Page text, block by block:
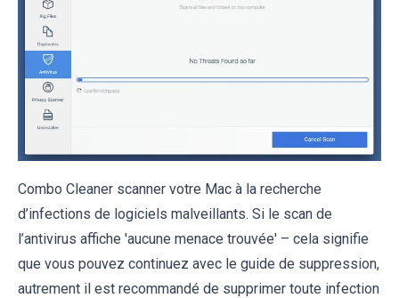
Combo Cleaner scanner votre Mac à la recherche
d’infections de logiciels malveillants. Si le scan de
l’antivirus affiche 'aucune menace trouvée' – cela signifie
que vous pouvez continuez avec le guide de suppression,
autrement il est recommandé de supprimer toute infection